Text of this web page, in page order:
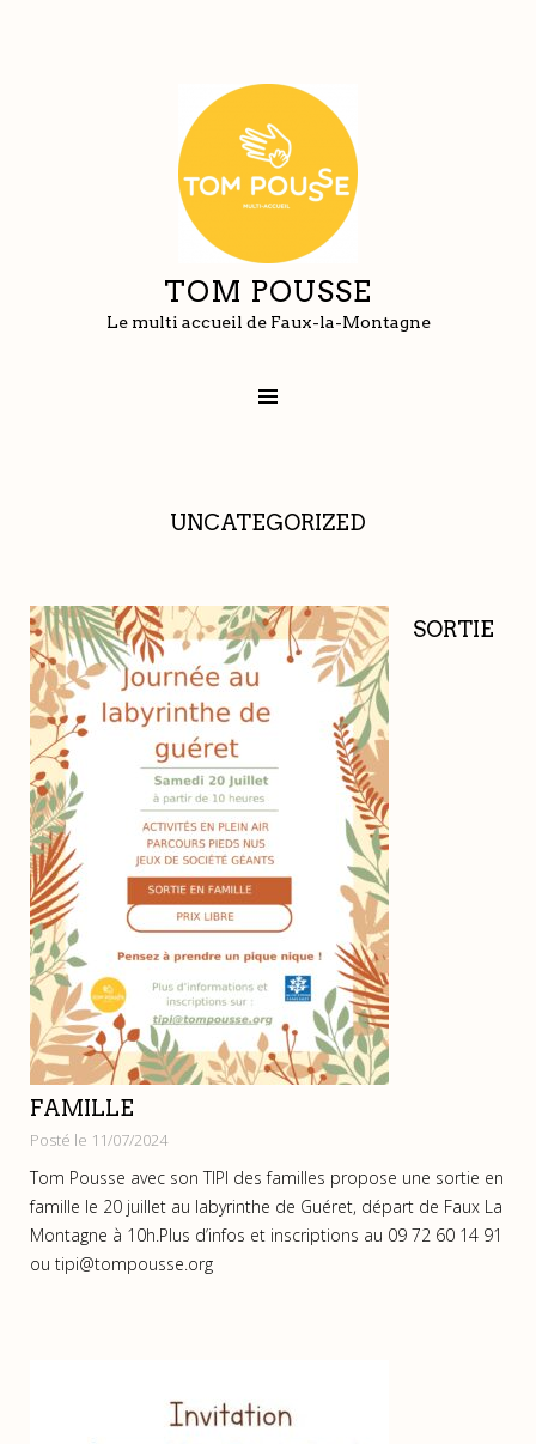
TOM POUSSE
Le multi accueil de Faux-la-Montagne
UNCATEGORIZED
SORTIE
FAMILLE
Posté le 11/07/2024
Tom Pousse avec son TIPI des familles propose une sortie en
famille le 20 juillet au labyrinthe de Guéret, départ de Faux La
Montagne à 10h.Plus d’infos et inscriptions au 09 72 60 14 91
ou tipi@tompousse.org